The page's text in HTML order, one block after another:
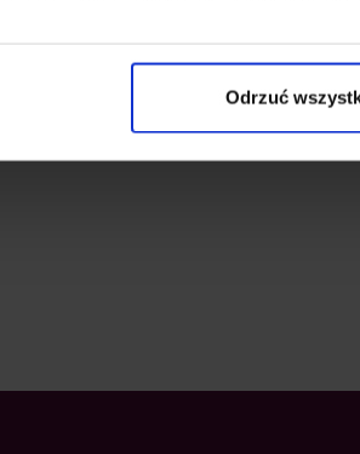
preferencjami, klikając
do ich zmiany w dowolny czasie.
Odrzuć